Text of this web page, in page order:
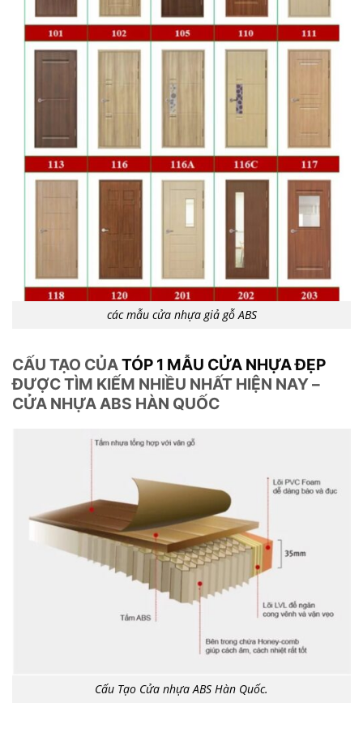
các mẫu cửa nhựa giả gỗ ABS
CẤU TẠO CỦATÓP 1 MẪU CỬA NHỰA ĐẸP
ĐƯỢC TÌM KIẾM NHIỀU NHẤT HIỆN NAY –
CỬA NHỰA ABS HÀN QUỐC
Cấu Tạo Cửa nhựa ABS Hàn Quốc.